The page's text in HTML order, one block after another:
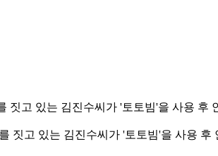
짓고 있는 김진수씨가 '토토빔'을 사용